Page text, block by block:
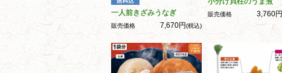
一人前きざみうなぎ
販売価格 7,670円(税込)
販売価格 3,760円